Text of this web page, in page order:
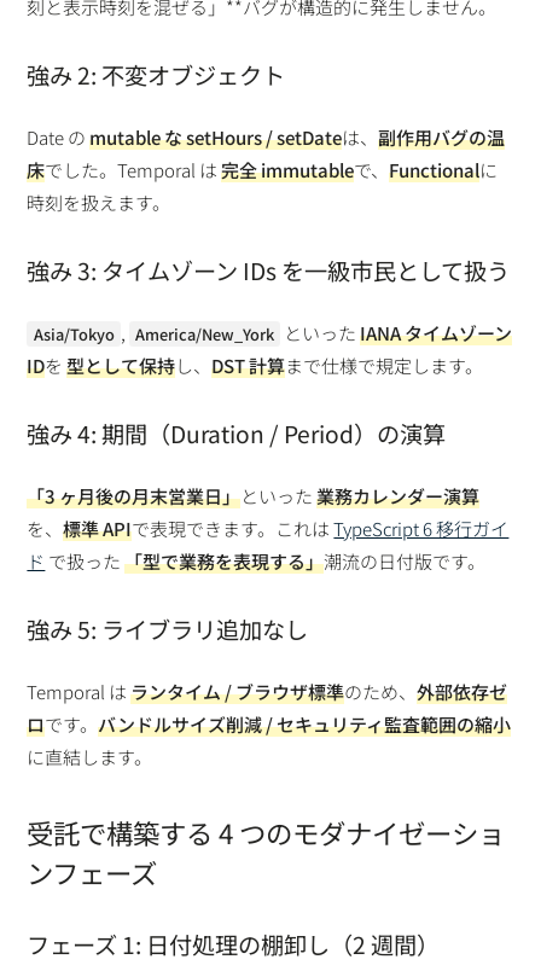
刻と表示時刻を混ぜる」**バグが構造的に発生しません。
強み 2: 不変オブジェクト
Date のmutable な setHours / setDateは、副作用バグの温
床でした。Temporal は完全 immutableで、Functionalに
時刻を扱えます。
強み 3: タイムゾーン IDs を一級市民として扱う
Asia/Tokyo , America/New_York といったIANA タイムゾーン
IDを型として保持し、DST 計算まで仕様で規定します。
強み 4: 期間（Duration / Period）の演算
「3 ヶ月後の月末営業日」といった業務カレンダー演算
を、標準 APIで表現できます。これはTypeScript 6 移行ガイ
ド で扱った「型で業務を表現する」潮流の日付版です。
強み 5: ライブラリ追加なし
Temporal はランタイム / ブラウザ標準のため、外部依存ゼ
ロです。バンドルサイズ削減 / セキュリティ監査範囲の縮小
に直結します。
受託で構築する 4 つのモダナイゼーショ
ンフェーズ
フェーズ 1: 日付処理の棚卸し（2 週間）